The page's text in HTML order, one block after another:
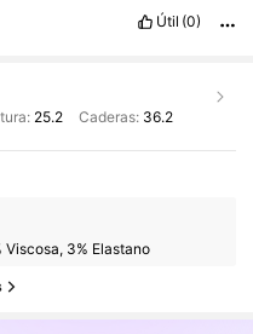
Útil (0)
25.2 Caderas: 36.2
Viscosa, 3% Elastano